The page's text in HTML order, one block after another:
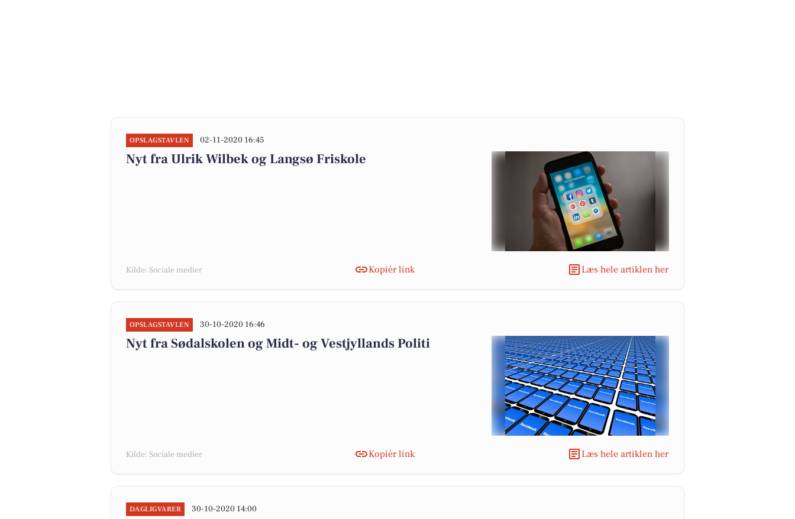
OPSLAGSTAVLEN 02-11-2020 16:45
Nyt fra Ulrik Wilbek og Langsø Friskole
Kilde: Sociale medier Kopiér link Læs hele artiklen her
OPSLAGSTAVLEN 30-10-2020 16:46
Nyt fra Sødalskolen og Midt- og Vestjyllands Politi
Kilde: Sociale medier Kopiér link Læs hele artiklen her
DAGLIGVARER 30-10-2020 14:00